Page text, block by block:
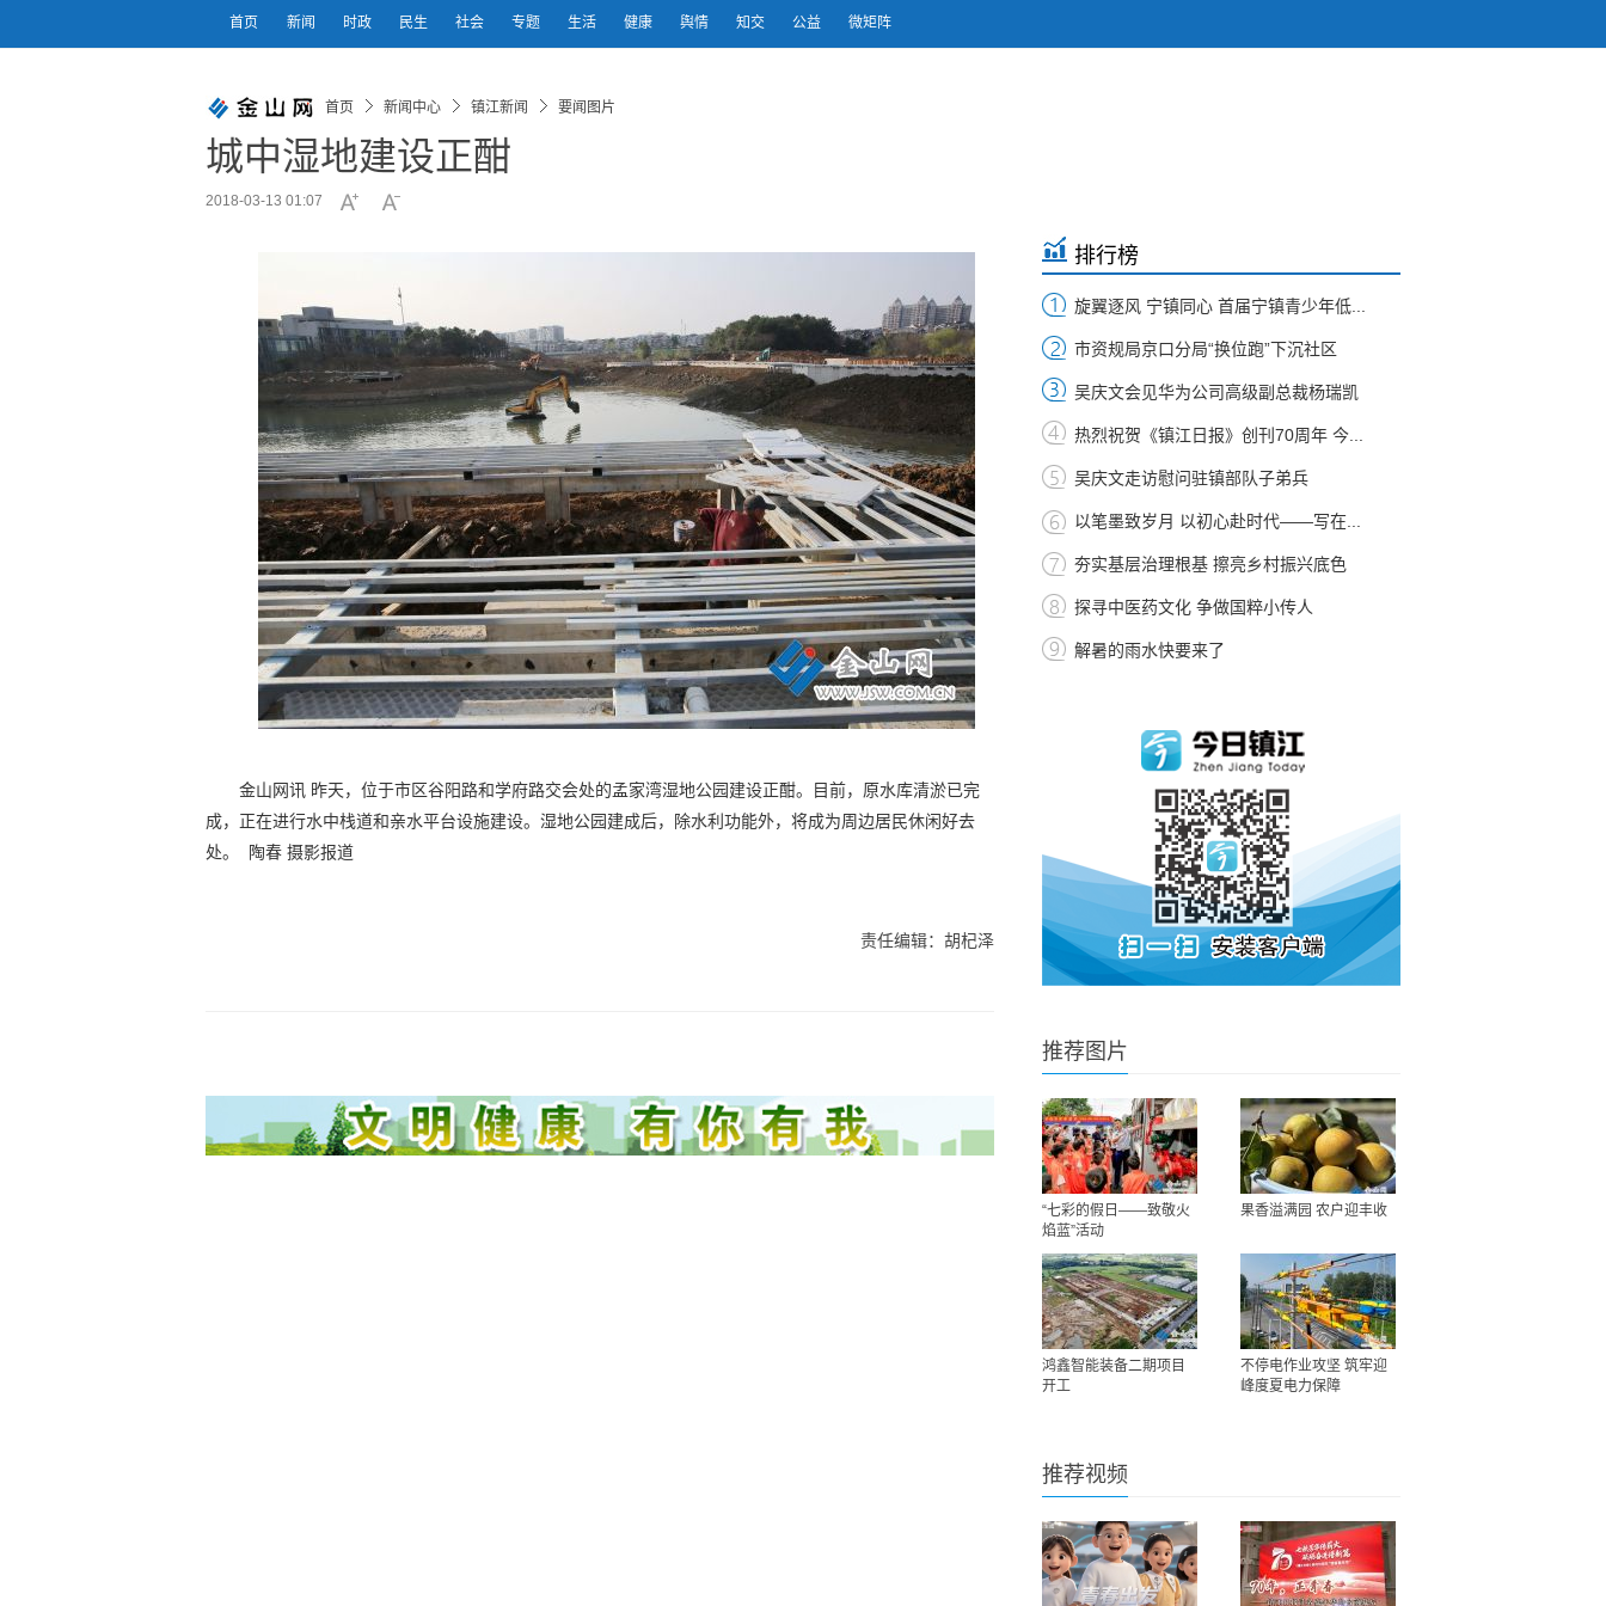
首页 新闻 时政 民生 社会 专题 生活 健康 舆情 知交 公益 微矩阵
首页 新闻中心 镇江新闻 要闻图片
城中湿地建设正酣
2018-03-13 01:07
金山网讯 昨天，位于市区谷阳路和学府路交会处的孟家湾湿地公园建设正酣。目前，原水库清淤已完
成，正在进行水中栈道和亲水平台设施建设。湿地公园建成后，除水利功能外，将成为周边居民休闲好去
处。
陶春 摄影报道
责任编辑：胡杞泽
排行榜
旋翼逐风 宁镇同心 首届宁镇青少年低...
市资规局京口分局“换位跑”下沉社区
吴庆文会见华为公司高级副总裁杨瑞凯
热烈祝贺《镇江日报》创刊70周年 今...
吴庆文走访慰问驻镇部队子弟兵
以笔墨致岁月 以初心赴时代——写在...
夯实基层治理根基 擦亮乡村振兴底色
探寻中医药文化 争做国粹小传人
解暑的雨水快要来了
推荐图片
“七彩的假日——致敬火
焰蓝”活动
果香溢满园 农户迎丰收
鸿鑫智能装备二期项目
开工
不停电作业攻坚 筑牢迎
峰度夏电力保障
推荐视频